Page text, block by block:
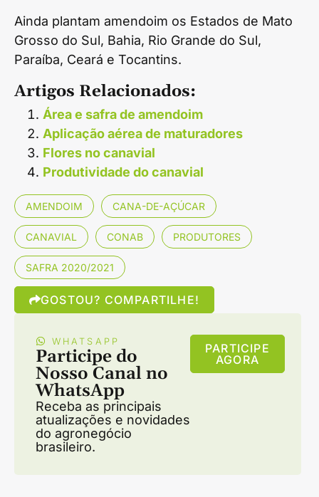
Ainda plantam amendoim os Estados de Mato
Grosso do Sul, Bahia, Rio Grande do Sul,
Paraíba, Ceará e Tocantins.
Artigos Relacionados:
Área e safra de amendoim
Aplicação aérea de maturadores
Flores no canavial
Produtividade do canavial
AMENDOIM CANA-DE-AÇÚCAR
CANAVIAL CONAB PRODUTORES
SAFRA 2020/2021
GOSTOU? COMPARTILHE!
WHATSAPP
Participe do
Nosso Canal no
WhatsApp
Receba as principais
atualizações e novidades
do agronegócio
brasileiro.
PARTICIPE
AGORA